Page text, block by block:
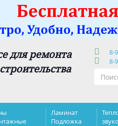
для ремонта
8-
8-
Ламинат
Подложка